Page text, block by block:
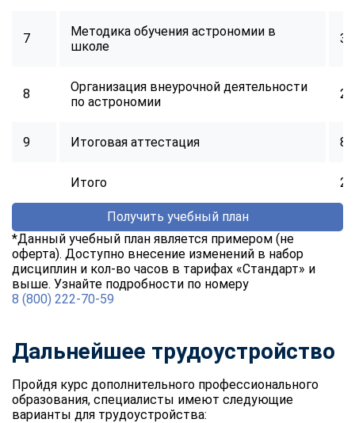
7
Методика обучения астрономии в
школе
32
8
Организация внеурочной деятельности
по астрономии
24
9 Итоговая аттестация 8
Итого
Получить учебный план
*Данный учебный план является примером (не
оферта). Доступно внесение изменений в набор
дисциплин и кол-во часов в тарифах «Стандарт» и
выше. Узнайте подробности по номеру
8 (800) 222-70-59
Дальнейшее трудоустройство
Пройдя курс дополнительного профессионального
образования, специалисты имеют следующие
варианты для трудоустройства:
ChatApp
online
Мессенджеры